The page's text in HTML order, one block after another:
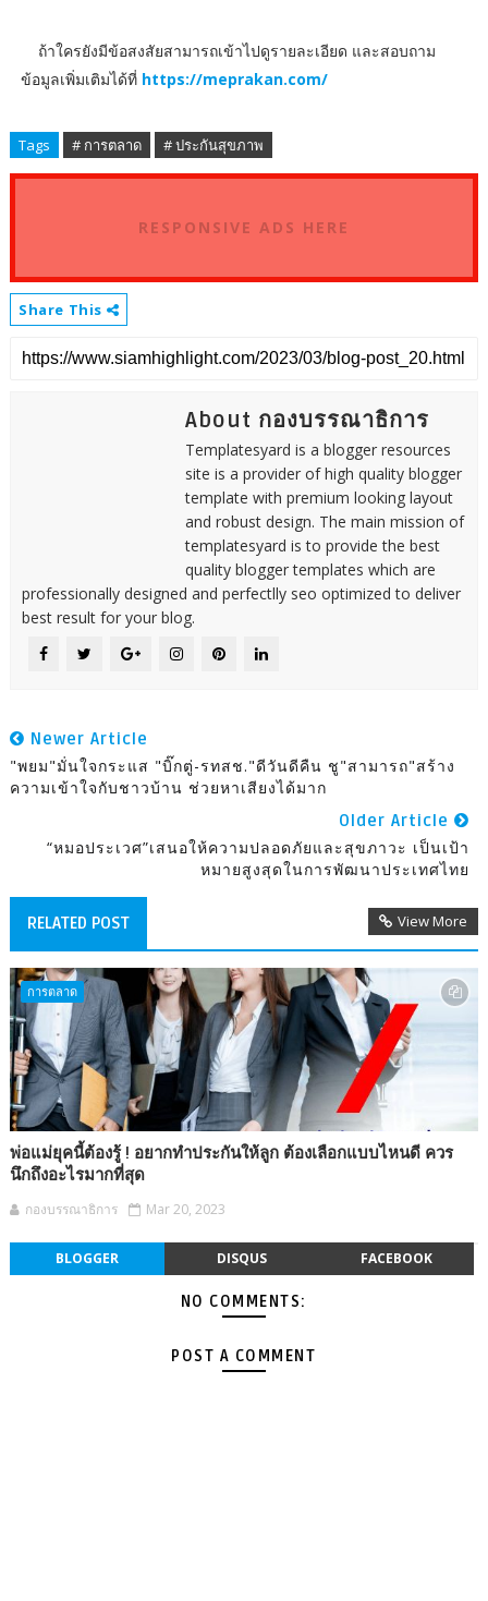
ถ้าใครยังมีข้อสงสัยสามารถเข้าไปดูรายละเอียด และสอบถาม
ข้อมูลเพิ่มเติมได้ที่ https://meprakan.com/
Tags # การตลาด # ประกันสุขภาพ
RESPONSIVE ADS HERE
Share This
About กองบรรณาธิการ
Templatesyard is a blogger resources
site is a provider of high quality blogger
template with premium looking layout
and robust design. The main mission of
templatesyard is to provide the best
quality blogger templates which are
professionally designed and perfectlly seo optimized to deliver
best result for your blog.
Newer Article
"พยม"มั่นใจกระแส "บิ๊กตู่-รทสช."ดีวันดีคืน ชู"สามารถ"สร้าง
ความเข้าใจกับชาวบ้าน ช่วยหาเสียงได้มาก
Older Article
“หมอประเวศ”เสนอให้ความปลอดภัยและสุขภาวะ เป็นเป้า
หมายสูงสุดในการพัฒนาประเทศไทย
RELATED POST View More
การตลาด
พ่อแม่ยุคนี้ต้องรู้ ! อยากทำประกันให้ลูก ต้องเลือกแบบไหนดี ควร
นึกถึงอะไรมากที่สุด
กองบรรณาธิการ Mar 20, 2023
BLOGGER DISQUS FACEBOOK
NO COMMENTS:
POST A COMMENT